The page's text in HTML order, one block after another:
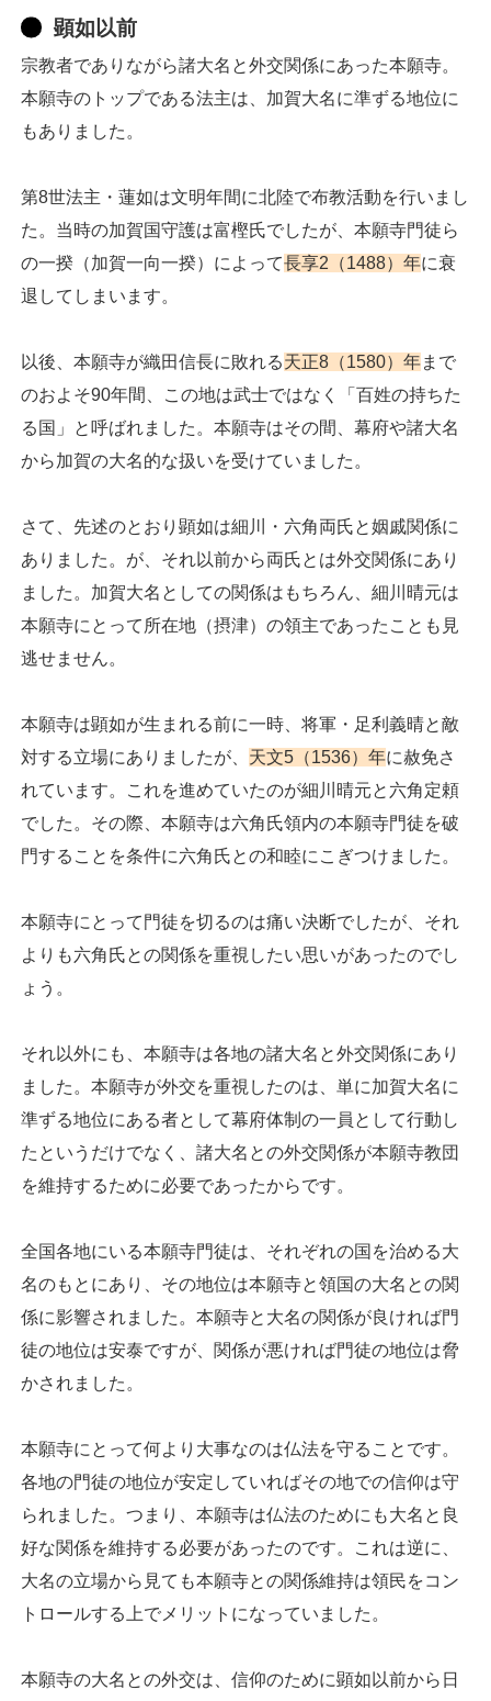
顕如以前
宗教者でありながら諸大名と外交関係にあった本願寺。
本願寺のトップである法主は、加賀大名に準ずる地位に
もありました。
第8世法主・蓮如は文明年間に北陸で布教活動を行いまし
た。当時の加賀国守護は富樫氏でしたが、本願寺門徒ら
の一揆（加賀一向一揆）によって長享2（1488）年に衰
退してしまいます。
以後、本願寺が織田信長に敗れる天正8（1580）年まで
のおよそ90年間、この地は武士ではなく「百姓の持ちた
る国」と呼ばれました。本願寺はその間、幕府や諸大名
から加賀の大名的な扱いを受けていました。
さて、先述のとおり顕如は細川・六角両氏と姻戚関係に
ありました。が、それ以前から両氏とは外交関係にあり
ました。加賀大名としての関係はもちろん、細川晴元は
本願寺にとって所在地（摂津）の領主であったことも見
逃せません。
本願寺は顕如が生まれる前に一時、将軍・足利義晴と敵
対する立場にありましたが、 天文5（1536）年に赦免さ
れています。これを進めていたのが細川晴元と六角定頼
でした。その際、本願寺は六角氏領内の本願寺門徒を破
門することを条件に六角氏との和睦にこぎつけました。
本願寺にとって門徒を切るのは痛い決断でしたが、それ
よりも六角氏との関係を重視したい思いがあったのでし
ょう。
それ以外にも、本願寺は各地の諸大名と外交関係にあり
ました。本願寺が外交を重視したのは、単に加賀大名に
準ずる地位にある者として幕府体制の一員として行動し
たというだけでなく、諸大名との外交関係が本願寺教団
を維持するために必要であったからです。
全国各地にいる本願寺門徒は、それぞれの国を治める大
名のもとにあり、その地位は本願寺と領国の大名との関
係に影響されました。本願寺と大名の関係が良ければ門
徒の地位は安泰ですが、関係が悪ければ門徒の地位は脅
かされました。
本願寺にとって何より大事なのは仏法を守ることです。
各地の門徒の地位が安定していればその地での信仰は守
られました。つまり、本願寺は仏法のためにも大名と良
好な関係を維持する必要があったのです。これは逆に、
大名の立場から見ても本願寺との関係維持は領民をコン
トロールする上でメリットになっていました。
本願寺の大名との外交は、信仰のために顕如以前から日